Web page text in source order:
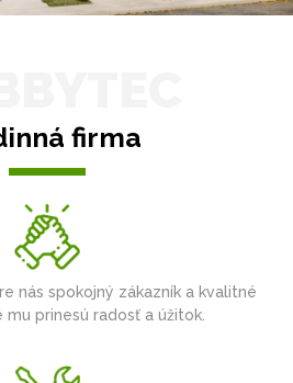
firma
nás spokojný zákazník a kvalitné
prinesú radosť a úžitok.